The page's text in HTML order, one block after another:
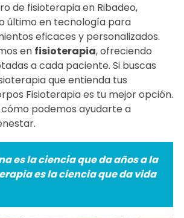
de fisioterapia en Ribadeo,
último en tecnología para
eficaces y personalizados.
en fisioterapia, ofreciendo
a cada paciente. Si buscas
que entienda tus
Fisioterapia es tu mejor opción.
podemos ayudarte a
es la ciencia que da años a la
es la ciencia que da vida